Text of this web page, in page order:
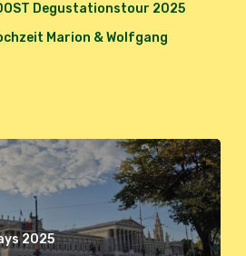
Degustationstour 2025
Marion & Wolfgang
2025